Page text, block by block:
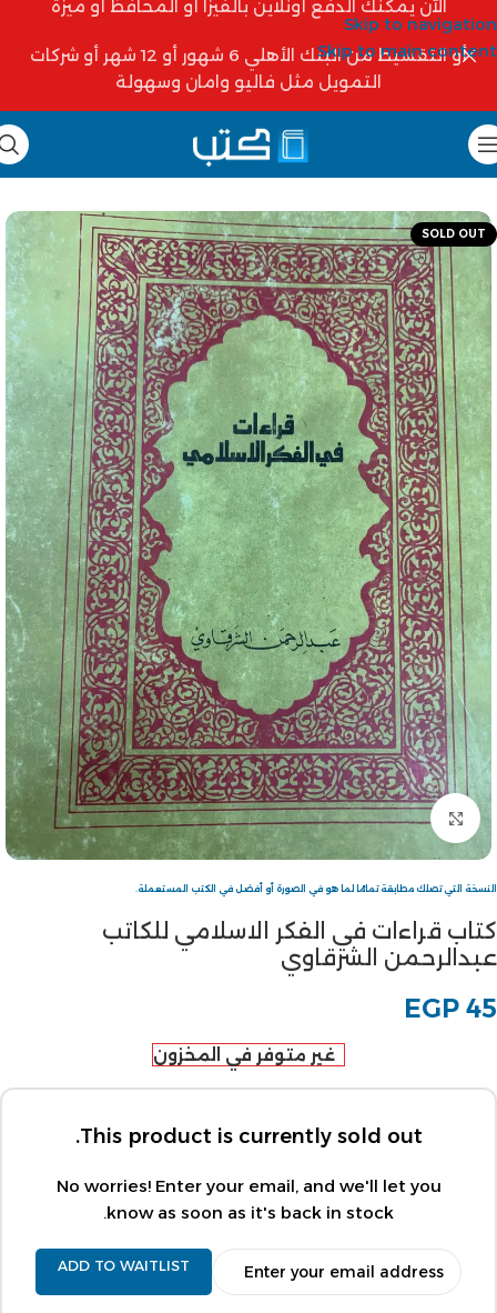
Skip to navigation
Skip to main content
الآن يمكنك الدفع أونلاين بالفيزا أو المحافظ أو ميزة
أو التقسيط من البنك الأهلي 6 شهور أو 12 شهر أو شركات
التمويل مثل فاليو وامان وسهولة
SOLD OUT
Click to enlarge
النسخة التي تصلك مطابقة تمامًا لما هو في الصورة أو أفضل في الكتب المستعملة.
كتاب قراءات في الفكر الاسلامي للكاتب
عبدالرحمن الشرقاوي
EGP 45
غير متوفر في المخزون
This product is currently sold out.
No worries! Enter your email, and we'll let you
know as soon as it's back in stock.
ADD TO WAITLIST